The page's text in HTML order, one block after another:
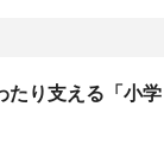
たり支える「小学